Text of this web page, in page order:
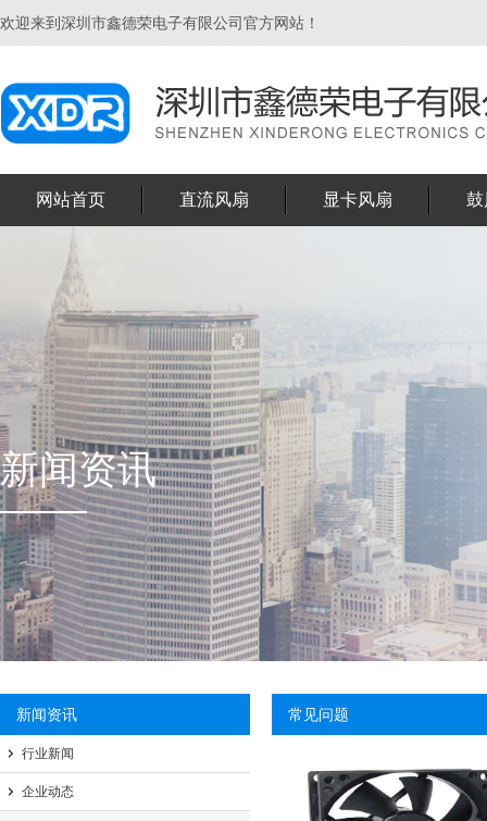
欢迎来到深圳市鑫德荣电子有限公司官方网站！
网站首页 直流风扇 显卡风扇 鼓
新闻资讯
新闻资讯
行业新闻
企业动态
常见问题